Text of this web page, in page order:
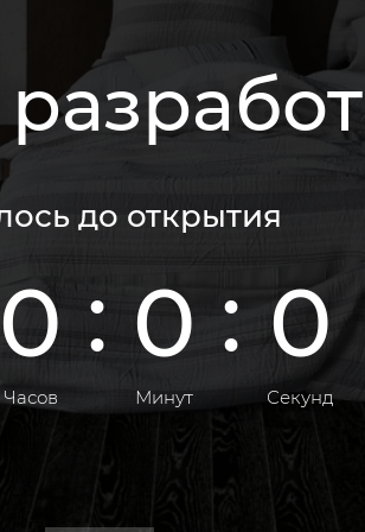
до открытия
0
Часов
0
Минут
0
Секунд